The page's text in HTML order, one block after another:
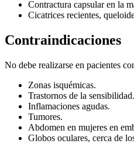
Contractura capsular en la
Cicatrices recientes,
Contraindicaciones
No debe realizarse en pacientes
Zonas isquémicas.
Trastornos de la sensibilidad.
Inflamaciones agudas.
Tumores.
Abdomen en mujeres en
Globos oculares, cerca de